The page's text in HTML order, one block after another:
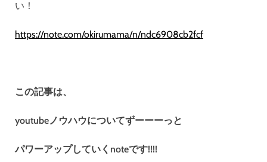
い！
https://note.com/okirumama/n/ndc6908cb2fcf
この記事は、
youtubeノウハウについてずーーーっと
パワーアップしていくnoteです!!!!